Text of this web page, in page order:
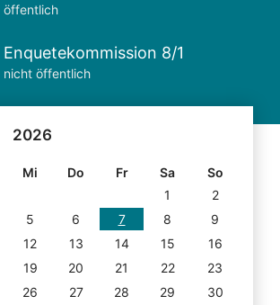
öffentlich
Enquetekommission 8/1
nicht öffentlich
2026
Mi Do Fr Sa
So
1
2
5 6 7 8
9
12 13 14 15
16
19 20 21 22
23
26 27 28 29
30